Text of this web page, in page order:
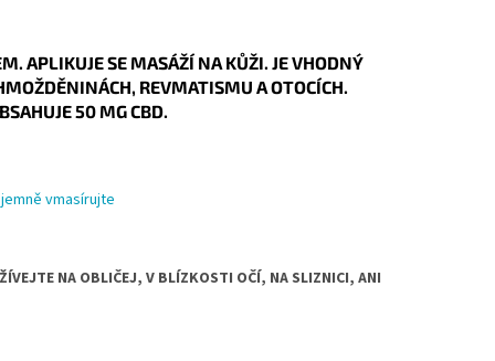
APLIKUJE SE MASÁŽÍ NA KŮŽI. JE VHODNÝ
REVMATISMU A OTOCÍCH.
50 MG CBD.
vmasírujte
NA OBLIČEJ, V BLÍZKOSTI OČÍ, NA SLIZNICI, ANI